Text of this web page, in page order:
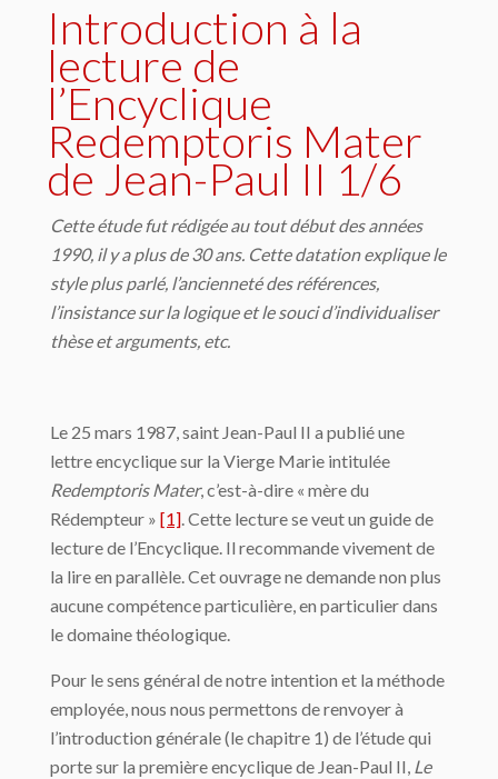
Introduction à la
lecture de
l’Encyclique
Redemptoris Mater
de Jean-Paul II 1/6
Cette étude fut rédigée au tout début des années
1990, il y a plus de 30 ans. Cette datation explique le
style plus parlé, l’ancienneté des références,
l’insistance sur la logique et le souci d’individualiser
thèse et arguments, etc.
Le 25 mars 1987, saint Jean-Paul II a publié une
lettre encyclique sur la Vierge Marie intitulée
Redemptoris Mater, c’est-à-dire « mère du
Rédempteur » [1]. Cette lecture se veut un guide de
lecture de l’Encyclique. Il recommande vivement de
la lire en parallèle. Cet ouvrage ne demande non plus
aucune compétence particulière, en particulier dans
le domaine théologique.
Pour le sens général de notre intention et la méthode
employée, nous nous permettons de renvoyer à
l’introduction générale (le chapitre 1) de l’étude qui
porte sur la première encyclique de Jean-Paul II, Le